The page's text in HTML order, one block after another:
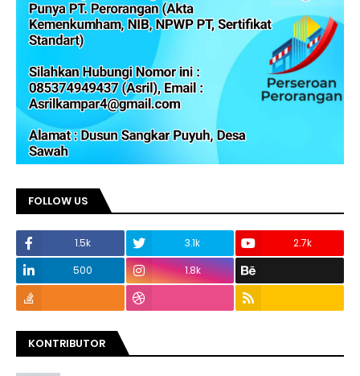
FOLLOW US
1.5k 3.1k
2.7k
500
1.8k
KONTRIBUTOR